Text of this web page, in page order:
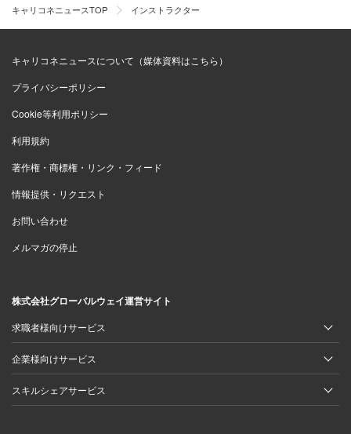
キャリコネニュースTOP インストラクター
キャリコネニュースについて（媒体資料はこちら）
プライバシーポリシー
Cookie等利用ポリシー
利用規約
著作権・商標権・リンク・フィード
情報提供・リクエスト
お問い合わせ
メルマガの停止
株式会社グローバルウェイ運営サイト
求職者様向けサービス
企業様向けサービス
スキルシェアサービス